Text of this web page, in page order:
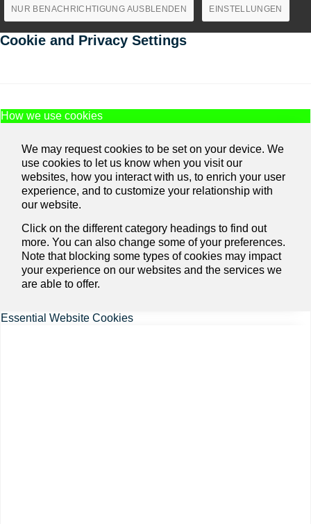
NUR BENACHRICHTIGUNG AUSBLENDEN EINSTELLUNGEN
Cookie and Privacy Settings
How we use cookies
We may request cookies to be set on your device. We
use cookies to let us know when you visit our
websites, how you interact with us, to enrich your user
experience, and to customize your relationship with
our website.
Click on the different category headings to find out
more. You can also change some of your preferences.
Note that blocking some types of cookies may impact
your experience on our websites and the services we
are able to offer.
Essential Website Cookies